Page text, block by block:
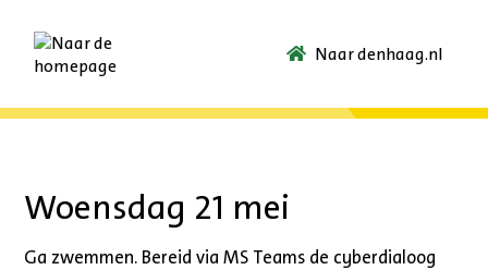
Ga
de
Naar denhaag.nl
Woensdag 21 mei
Ga zwemmen. Bereid via MS Teams de cyberdialoog